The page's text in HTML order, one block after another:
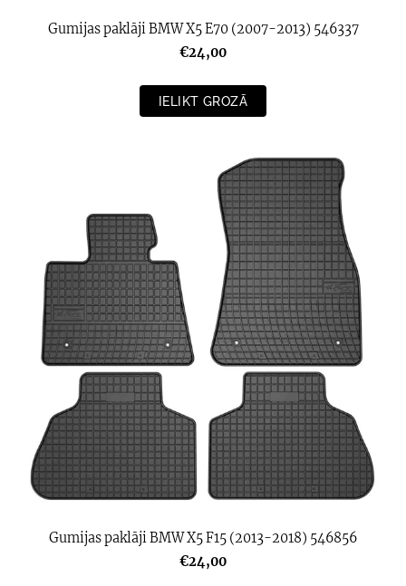
Gumijas paklāji BMW X5 E70 (2007-2013) 546337
€24,00
IELIKT GROZĀ
Gumijas paklāji BMW X5 F15 (2013-2018) 546856
€24,00